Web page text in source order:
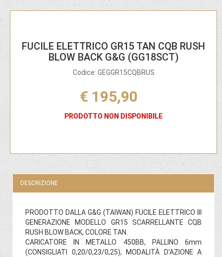
FUCILE ELETTRICO GR15 TAN CQB RUSH
BLOW BACK G&G (GG18SCT)
Codice: GEGGR15CQBRUS
€ 195,90
PRODOTTO NON DISPONIBILE
DESCRIZIONE
PRODOTTO DALLA G&G (TAIWAN) FUCILE ELETTRICO III
GENERAZIONE MODELLO GR15 SCARRELLANTE CQB
RUSH BLOW BACK, COLORE TAN.
CARICATORE IN METALLO 450BB, PALLINO 6mm
(CONSIGLIATI 0,20/0,23/0,25), MODALITÀ D'AZIONE A